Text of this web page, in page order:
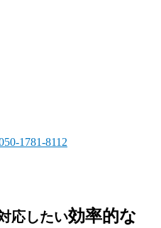
1781-8112
応したい効率的な